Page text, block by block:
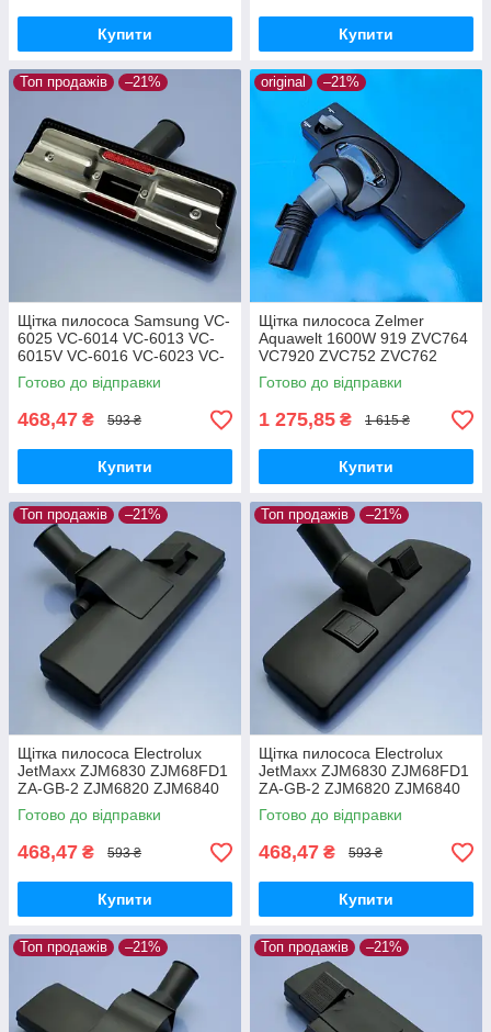
Купити Купити
Топ продажів –21%
Щітка пилососа Samsung VC-
6025 VC-6014 VC-6013 VC-
6015V VC-6016 VC-6023 VC-
6024 для ламіната паркета
Готово до відправки
468,47 ₴ 593 ₴
Купити
original –21%
Щітка пилососа Zelmer
Aquawelt 1600W 919 ZVC764
VC7920 ZVC752 ZVC762
ZVC763 Aquos 829 ZVC722
Aquario 819 ZVC712 оригінал
Готово до відправки
1 275,85 ₴ 1 615 ₴
Купити
Топ продажів –21%
Щітка пилососа Electrolux
JetMaxx ZJM6830 ZJM68FD1
ZA-GB-2 ZJM6820 ZJM6840
EL4042A ZJG6800
двохрежимна
Готово до відправки
468,47 ₴ 593 ₴
Купити
Топ продажів –21%
Щітка пилососа Electrolux
JetMaxx ZJM6830 ZJM68FD1
ZA-GB-2 ZJM6820 ZJM6840
EL4042A ZJG6800 для
ламіната паркета
Готово до відправки
468,47 ₴ 593 ₴
Купити
Топ продажів –21% Топ продажів –21%